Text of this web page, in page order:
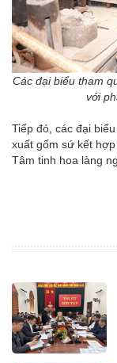
Các đại biểu tham
với
Tiếp đó, các đại
xuất gốm sứ kết
Tâm tinh hoa làng